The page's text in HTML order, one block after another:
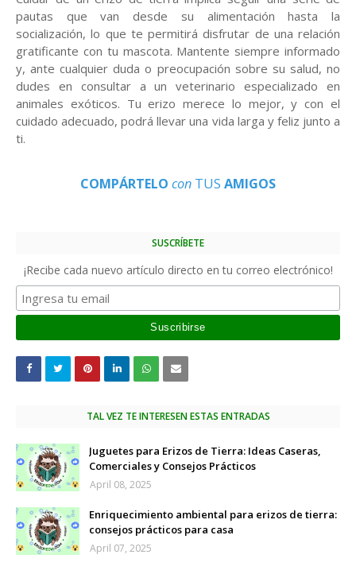
pautas que van desde su alimentación hasta la
socialización, lo que te permitirá disfrutar de una relación
gratificante con tu mascota. Mantente siempre informado
y, ante cualquier duda o preocupación sobre su salud, no
dudes en consultar a un veterinario especializado en
animales exóticos. Tu erizo merece lo mejor, y con el
cuidado adecuado, podrá llevar una vida larga y feliz junto a
ti.
COMPÁRTELO con TUS AMIGOS
SUSCRÍBETE
¡Recibe cada nuevo artículo directo en tu correo electrónico!
TAL VEZ TE INTERESEN ESTAS ENTRADAS
Juguetes para Erizos de Tierra: Ideas Caseras,
Comerciales y Consejos Prácticos
April 08, 2025
Enriquecimiento ambiental para erizos de tierra:
consejos prácticos para casa
April 07, 2025